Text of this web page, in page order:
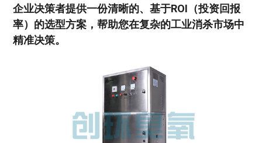
企业决策者提供一份清晰的、基于ROI（投资回报
率）的选型方案，帮助您在复杂的工业消杀市场中
精准决策。